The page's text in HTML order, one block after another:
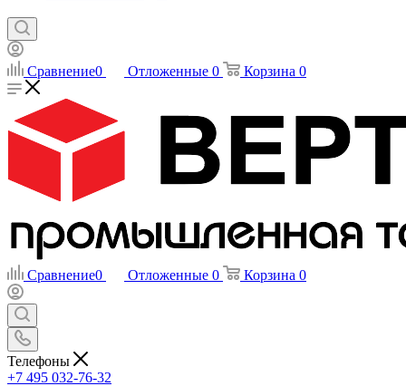
Сравнение0 Отложенные 0 Корзина 0
Сравнение0 Отложенные 0 Корзина 0
Телефоны
+7 495 032-76-32